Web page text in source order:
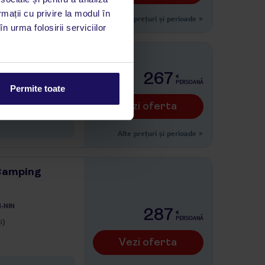
cu privire la modul în
urma folosirii serviciilor
Permite toate
Alte prețuri și perioade »
267 €
PERSOANĂ
Vezi oferta
Alte prețuri și perioade »
NIN 287 €
PERSOANĂ
Vezi oferta